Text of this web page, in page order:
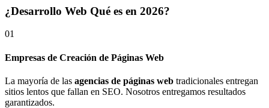
¿Desarrollo Web Qué es en 2026?
01
Empresas de Creación de Páginas Web
La mayoría de las agencias de páginas web tradicionales entregan
sitios lentos que fallan en SEO. Nosotros entregamos resultados
garantizados.